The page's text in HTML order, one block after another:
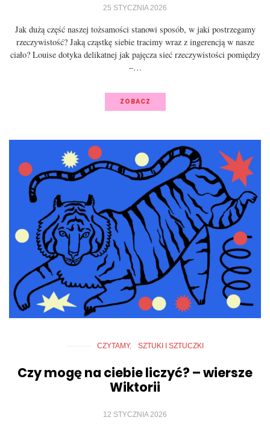
25 STYCZNIA 2026
Jak dużą część naszej tożsamości stanowi sposób, w jaki postrzegamy
rzeczywistość? Jaką cząstkę siebie tracimy wraz z ingerencją w nasze
ciało? Louise dotyka delikatnej jak pajęcza sieć rzeczywistości pomiędzy
–…
ZOBACZ
CZYTAMY SZTUKI I SZTUCZKI
Czy mogę na ciebie liczyć? – wiersze
Wiktorii
12 STYCZNIA 2026